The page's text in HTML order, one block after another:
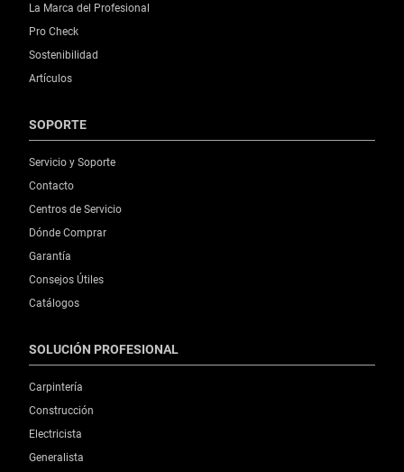
La Marca del Profesional
Pro Check
Sostenibilidad
Artículos
SOPORTE
Servicio y Soporte
Contacto
Centros de Servicio
Dónde Comprar
Garantía
Consejos Útiles
Catálogos
SOLUCIÓN PROFESIONAL
Carpintería
Construcción
Electricista
Generalista